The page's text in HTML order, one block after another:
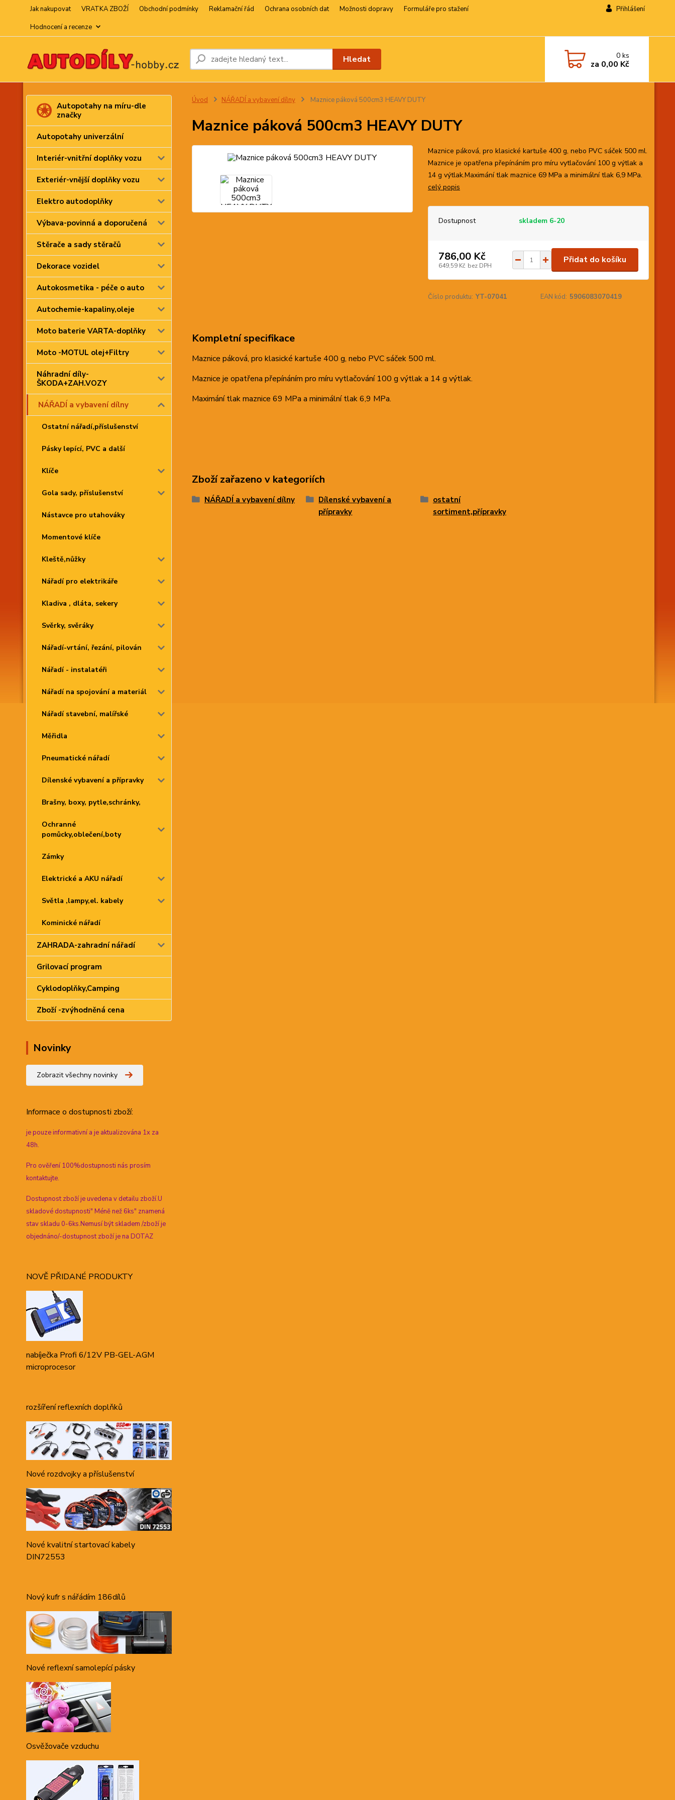
Jak nakupovat VRATKA ZBOŽÍ Obchodní podmínky Reklamační řád Ochrana osobních dat Možnosti dopravy
Formuláře pro stažení
Hodnocení a recenze
Přihlášení
Hledat 0ks
za 0,00 Kč
Autopotahy na míru-dle
značky
Autopotahy univerzální
Interiér-vnitřní doplňky vozu
Exteriér-vnější doplňky vozu
Elektro autodoplňky
Výbava-povinná a doporučená
Stěrače a sady stěračů
Dekorace vozidel
Autokosmetika - péče o auto
Autochemie-kapaliny,oleje
Moto baterie VARTA-doplňky
Moto -MOTUL olej+Filtry
Náhradní díly-
ŠKODA+ZAH.VOZY
NÁŘADÍ a vybavení dílny
Ostatní nářadí,příslušenství
Pásky lepící, PVC a další
Klíče
Gola sady, příslušenství
Nástavce pro utahováky
Momentové klíče
Kleště,nůžky
Nářadí pro elektrikáře
Kladiva , dláta, sekery
Svěrky, svěráky
Nářadí-vrtání, řezání, pilován
Nářadí - instalatéři
Nářadí na spojování a materiál
Nářadí stavební, malířské
Měřidla
Pneumatické nářadí
Dílenské vybavení a přípravky
Brašny, boxy, pytle,schránky,
Ochranné
pomůcky,oblečení,boty
Zámky
Elektrické a AKU nářadí
Světla ,lampy,el. kabely
Kominické nářadí
ZAHRADA-zahradní nářadí
Grilovací program
Cyklodoplňky,Camping
Zboží -zvýhodněná cena
Novinky
Zobrazit všechny novinky
Informace o dostupnosti zboží:
je pouze informativní a je aktualizována 1x za
48h.
Pro ověření 100%dostupnosti nás prosím
kontaktujte.
Dostupnost zboží je uvedena v detailu zboží.U
skladové dostupnosti" Méně než 6ks" znamená
stav skladu 0-6ks.Nemusí být skladem /zboží je
objednáno/-dostupnost zboží je na DOTAZ
NOVĚ PŘIDANÉ PRODUKTY
nabíječka Profi 6/12V PB-GEL-AGM
microprocesor
rozšíření reflexních doplňků
Nové rozdvojky a příslušenství
Nové kvalitní startovací kabely
DIN72553
Nový kufr s nářádím 186dílů
Nové reflexní samolepící pásky
Osvěžovače vzduchu
Úvod NÁŘADÍ a vybavení dílny Maznice páková 500cm3 HEAVY DUTY
Maznice páková 500cm3 HEAVY DUTY
Maznice páková, pro klasické kartuše 400 g, nebo PVC sáček 500 ml.
Maznice je opatřena přepínáním pro míru vytlačování 100 g výtlak a
14 g výtlak.Maximání tlak maznice 69 MPa a minimální tlak 6,9 MPa.
celý popis
Dostupnost skladem 6-20
786,00 Kč
649,59 Kč bez DPH
Přidat do košíku
Číslo produktu: YT-07041 EAN kód: 5906083070419
Kompletní specifikace
Maznice páková, pro klasické kartuše 400 g, nebo PVC sáček 500 ml.
Maznice je opatřena přepínáním pro míru vytlačování 100 g výtlak a 14 g výtlak.
Maximání tlak maznice 69 MPa a minimální tlak 6,9 MPa.
Zboží zařazeno v kategoriích
NÁŘADÍ a vybavení dílny
Dílenské vybavení a
přípravky
ostatní
sortiment,přípravky